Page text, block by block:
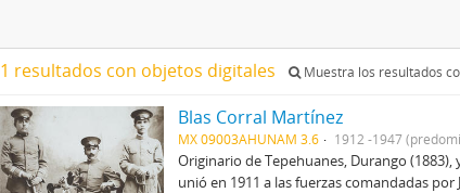
1 resultados con objetos digitales Muestra los resultados
Blas Corral Martínez
MX 09003AHUNAM 3.6 1912 -1947
Originario de Tepehuanes, Durango
unió en 1911 a las fuerzas comandadas